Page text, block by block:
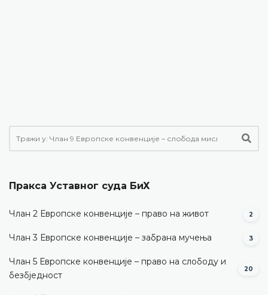
Пракса Уставног суда БиХ
Члан 2 Европске конвенције – право на живот 2
Члан 3 Европске конвенције – забрана мучења 3
Члан 5 Европске конвенције – право на слободу и
безбједност
20